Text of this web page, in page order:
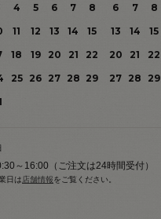
4 5 6 7
8
11 12 13 14
15
18 19 20 21
22
25 26 27 28 29
6
7 8
13
14 15
20
21 22
27 28 29
～16:00（ご注文は24時間受付）
日は 店舗情報をご覧ください。